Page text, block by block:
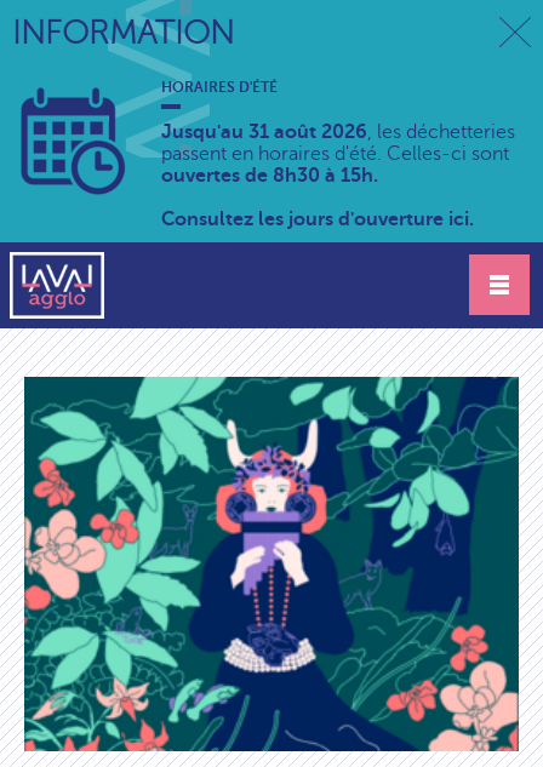
INFORMATION
HORAIRES D'ÉTÉ
Jusqu'au 31 août 2026, les déchetteries
passent en horaires d'été. Celles-ci sont
ouvertes de 8h30 à 15h.
Consultez les jours d'ouverture ici.